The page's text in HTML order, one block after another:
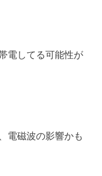
電してる可能性が
電磁波の影響かも